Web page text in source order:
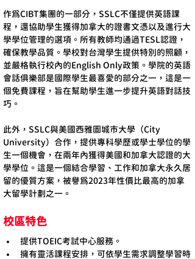
作為CIBT集團的一部分，SSLC不僅提供英語課
程，還協助學生獲得加拿大的證書文憑以及進行大
學學位管理的選項。所有教師均通過TESL認證，
確保教學品質。學校對台灣學生提供特別的照顧，
並嚴格執行校內的English Only政策。學院的英語
會話俱樂部是國際學生最喜愛的部分之一，這是一
個免費課程，旨在幫助學生進一步提升英語對話技
巧。
此外，SSLC與美國西雅圖城市大學（City
University）合作，提供專科學歷或學士學位的學
生一個機會，在兩年內獲得美國和加拿大認證的大
學學位。這是一個結合學習、工作和加拿大永久居
留的優質方案，被譽為2023年性價比最高的加拿
大留學計劃之一。
校區特色
提供TOEIC考試中心服務。
擁有靈活課程安排，可依學生需求調整學習時